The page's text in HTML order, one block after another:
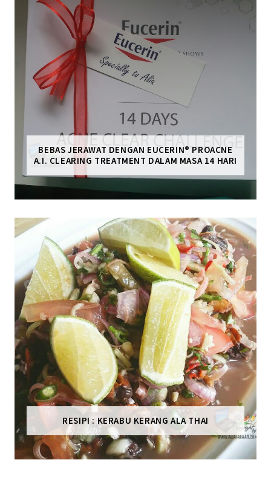
BEBAS JERAWAT DENGAN EUCERIN® PROACNE
A.I. CLEARING TREATMENT DALAM MASA 14 HARI
RESIPI : KERABU KERANG ALA THAI